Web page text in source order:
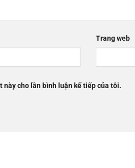
Trang web
cho lần bình luận kế tiếp của tôi.